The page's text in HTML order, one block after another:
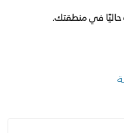
في منطقتك.